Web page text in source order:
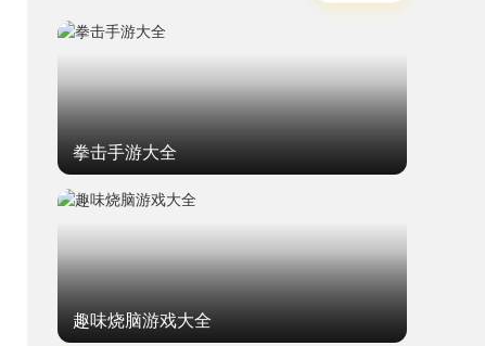
拳击手游大全
趣味烧脑游戏大全